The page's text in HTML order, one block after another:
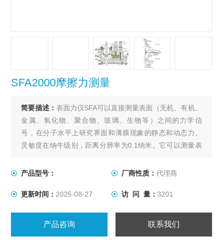
SFA2000摩擦力测量
简要描述： 表面力仪SFA可以直接测量表面（无机、有机、
金属、氧化物、聚合物、玻璃、生物等）之间的力学信
号，在分子水平上研究界面和薄膜现象的静态和动态力。
灵敏度在纳牛级别，距离分辨率为0.1纳米。它可以测量表
力学方面，可以测试动态相互作用力，SFA2000摩擦力测
米）级别上表面变形之间介质折射率的实时变化。
产品型号： 厂商性质： 代理商
更新时间： 2025-08-27 访 问 量： 3201
产品咨询 联系我们